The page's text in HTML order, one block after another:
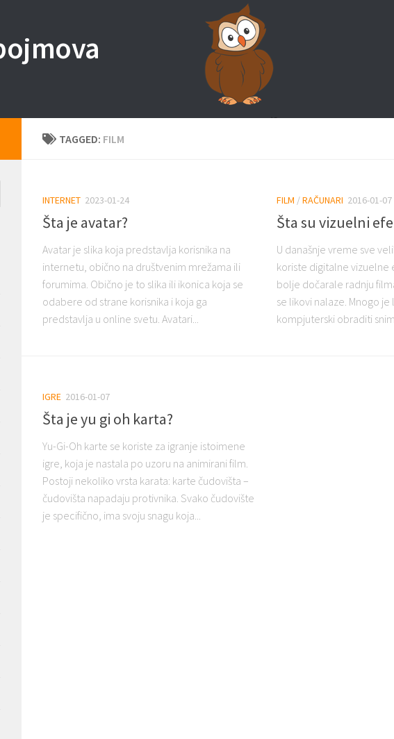
TAGGED: FILM
INTERNET 2023-01-24
Šta je avatar?
Avatar je slika koja predstavlja korisnika na
internetu, obično na društvenim mrežama ili
forumima. Obično je to slika ili ikonica koja se
odabere od strane korisnika i koja ga
predstavlja u online svetu. Avatari...
FILM /RAČUNARI 2016-01-07
Šta su vizuelni
U današnje vreme sve
koriste digitalne vizuelne
bolje dočarale radnju
se likovi nalaze. Mnogo je
kompjuterski obraditi
IGRE 2016-01-07
Šta je yu gi oh karta?
Yu-Gi-Oh karte se koriste za igranje istoimene
igre, koja je nastala po uzoru na animirani film.
Postoji nekoliko vrsta karata: karte čudovišta –
čudovišta napadaju protivnika. Svako čudovište
je specifično, ima svoju snagu koja...